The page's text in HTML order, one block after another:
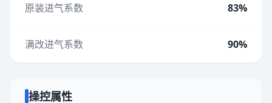
原装进气系数 83%
满改进气系数 90%
操控属性